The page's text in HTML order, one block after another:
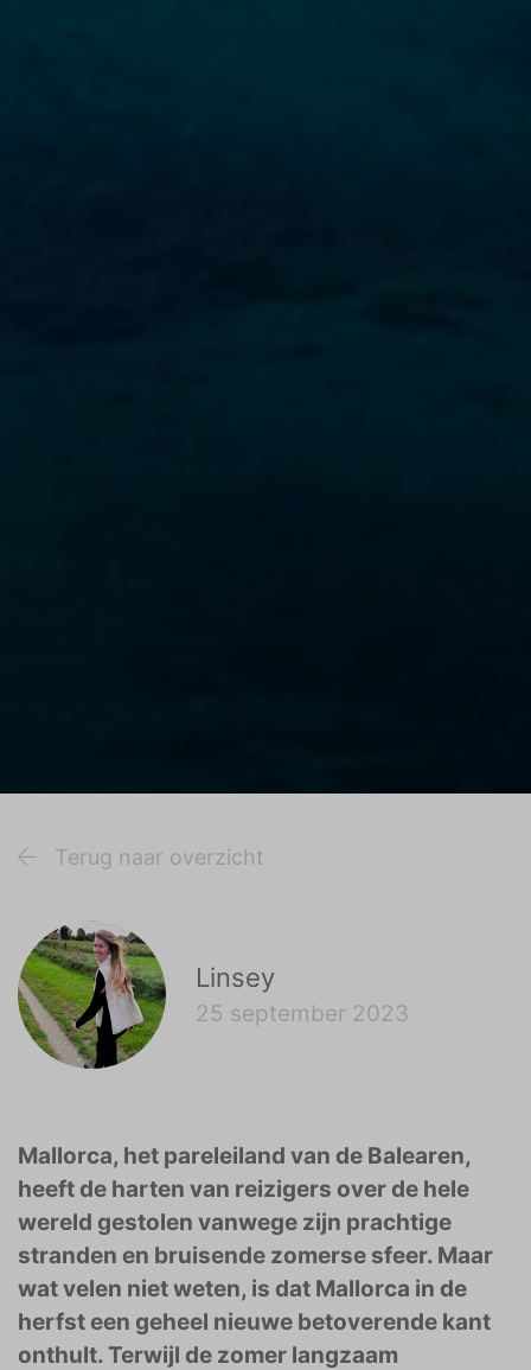
Terug naar overzicht
Linsey
25 september 2023
Mallorca, het pareleiland van de Balearen,
heeft de harten van reizigers over de hele
wereld gestolen vanwege zijn prachtige
stranden en bruisende zomerse sfeer. Maar
wat velen niet weten, is dat Mallorca in de
herfst een geheel nieuwe betoverende kant
onthult. Terwijl de zomer langzaam